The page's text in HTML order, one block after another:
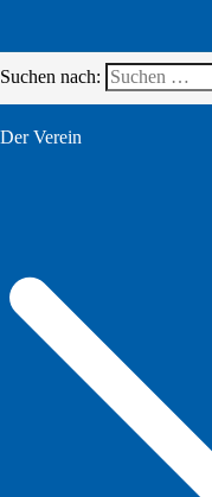
Suchen nach:
Der Verein